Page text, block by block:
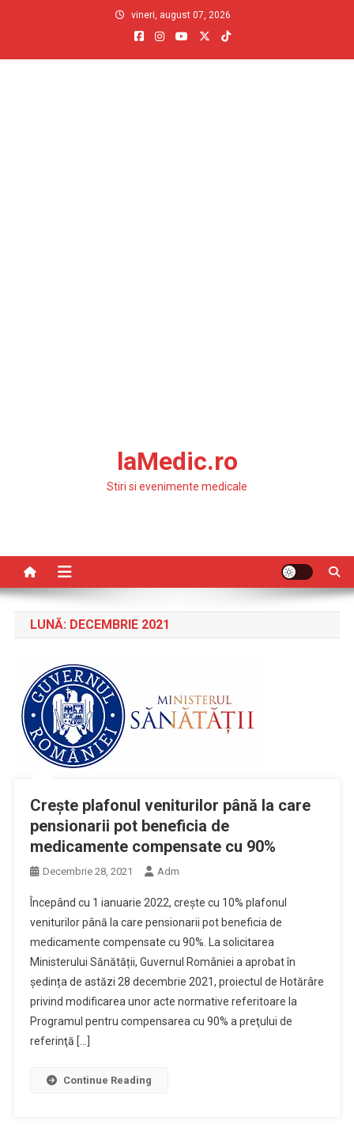
vineri, august 07, 2026
laMedic.ro
Stiri si evenimente medicale
LUNĂ: DECEMBRIE 2021
Crește plafonul veniturilor până la care
pensionarii pot beneficia de
medicamente compensate cu 90%
Decembrie 28, 2021 Adm
Începând cu 1 ianuarie 2022, crește cu 10% plafonul
veniturilor până la care pensionarii pot beneficia de
medicamente compensate cu 90%. La solicitarea
Ministerului Sănătății, Guvernul României a aprobat în
ședința de astăzi 28 decembrie 2021, proiectul de Hotărâre
privind modificarea unor acte normative referitoare la
Programul pentru compensarea cu 90% a preţului de
referinţă […]
Continue Reading